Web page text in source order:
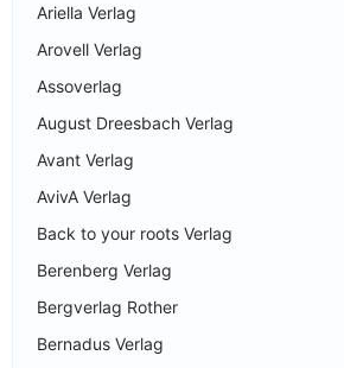
Ariella Verlag
Arovell Verlag
Assoverlag
August Dreesbach Verlag
Avant Verlag
AvivA Verlag
Back to your roots Verlag
Berenberg Verlag
Bergverlag Rother
Bernadus Verlag